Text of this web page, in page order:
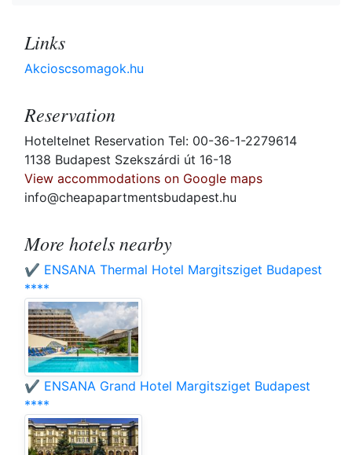
Links
Akcioscsomagok.hu
Reservation
Hoteltelnet Reservation Tel: 00-36-1-2279614
1138 Budapest Szekszárdi út 16-18
View accommodations on Google maps
info@cheapapartmentsbudapest.hu
More hotels nearby
✔️ ENSANA Thermal Hotel Margitsziget Budapest
****
✔️ ENSANA Grand Hotel Margitsziget Budapest
****